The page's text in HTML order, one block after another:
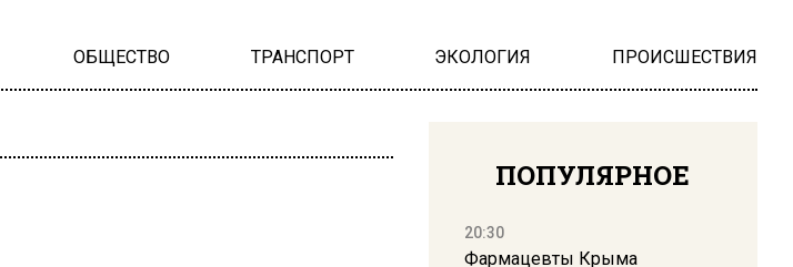
ОБЩЕСТВО ТРАНСПОРТ ЭКОЛОГИЯ ПРОИСШЕСТВИЯ
ПОПУЛЯРНОЕ
20:30
Фармацевты Крыма